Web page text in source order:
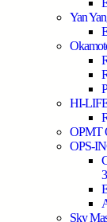
Yan
HI-
OPMT
OPS-
Sky